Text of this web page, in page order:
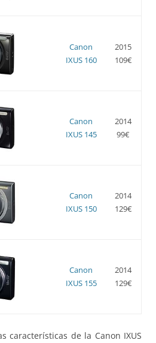
Canon
IXUS 160
2015
109€
Canon
IXUS 145
2014
99€
Canon
IXUS 150
2014
129€
Canon
IXUS 155
2014
129€
características de la Canon IXUS